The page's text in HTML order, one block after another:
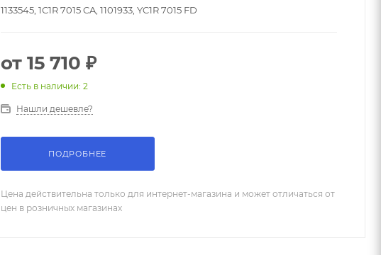
1133545, 1C1R 7015 CA, 1101933, YC1R 7015 FD
от 15 710 ₽
Есть в наличии: 2
Нашли дешевле?
ПОДРОБНЕЕ
Цена действительна только для интернет-магазина и может отличаться от
цен в розничных магазинах